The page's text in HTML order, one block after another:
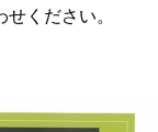
ください。